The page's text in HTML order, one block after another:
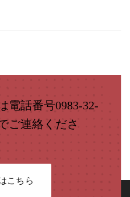
電話番号0983-32-
ご連絡くださ
こちら